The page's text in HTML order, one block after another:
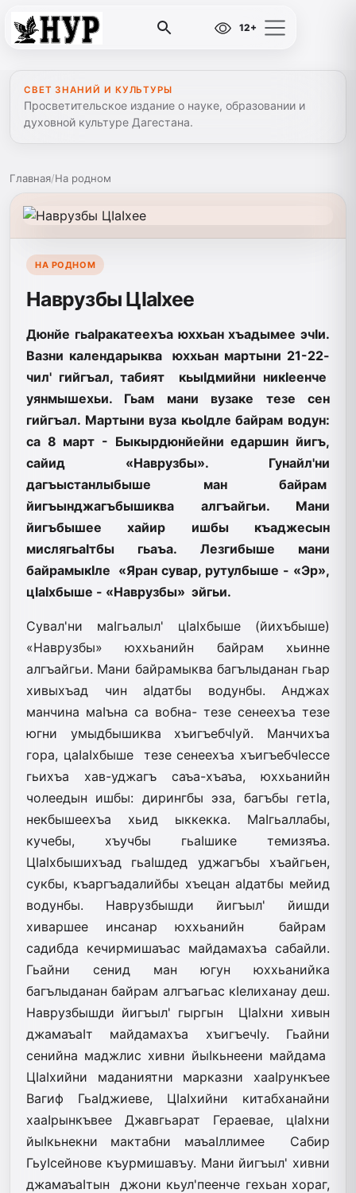
12+
СВЕТ ЗНАНИЙ И КУЛЬТУРЫ
Просветительское издание о науке, образовании и
духовной культуре Дагестана.
Главная/На родном
НА РОДНОМ
Наврузбы ЦIаIхее
Дюнйе гьаIракатеехъа юххьан хъадымее эчIи.
Вазни календарыква юххьан мартыни 21-22-
чил' гийгъал, табият кьыIдмийни никIеенче
уянмышехьи. Гьам мани вузаке тезе сен
гийгъал. Мартыни вуза кьоIдле байрам водун:
са 8 март - Быкырдюнйейни едаршин йигъ,
сайид «Наврузбы». Гунайл'ни
дагъыстанлыбыше ман байрам
йигъынджагъбышиква алгъайгьи. Мани
йигъбышее хайир ишбы къаджесын
мислягьаIтбы гьаъа. Лезгибыше мани
байрамыкIле «Яран сувар, рутулбыше - «Эр»,
цIаIхбыше - «Наврузбы» эйгьи.
Сувал'ни маIгьалыл' цIаIхб­ыше (йихъбыше)
«Наврузбы» юххьанийн байрам хьинне
алгъайгьи. Мани байрамыква багълыданан гьар
хивыхъад чин аIдатбы водунбы. Анджах
манчина маIъна са вобна- тезе сенеехъа тезе
югни умыдбышиква хъигъебчIуй. Манчихъа
гора, цаIаIхбыше тезе сенеехъа хъигъебчIессе
гьихъа хав-уджагъ саъа-хъаъа, юххьанийн
чолеедын ишбы: дирингбы эза, багъбы гетIа,
некбышеехъа хьид ыккекка. МаIгьаллабы,
кучебы, хъучбы гьаIшике темизяъа.
ЦIаIхбышихъад гьаIшдед уджагъбы хъайгьен,
сукбы, къаргъадалийбы хъецан аIдатбы мейид
водунбы. Наврузбышди йигъыл' йишди
хиваршее инсанар юххьанийн байрам
садибда кечирмишаъас майдамахъа сабайли.
Гьайни сенид ман югун юххьанийка
багълыданан байрам алгъагьас кIелиханау деш.
Наврузбышди йигъыл' гыргын ЦIаIхни хивын
джамаъаIт майдамахъа хъигъечIу. Гьайни
сенийна маджлис хивни йыIкьнеени майдама
ЦIаIхийни маданиятни марказни хааIрункъее
Вагиф ГьаIджиеве, ЦIаIхийни китабханайни
хааIрынкъвее Джавгьарат Гераевае, цIаIхни
йыIкьнекни мактабни маъаIллимее Сабир
ГьуIсейнове къурмишавъу. Мани йигъыл' хивни
джамаъаIтын джони кьул'пеенче гехьан хораг,